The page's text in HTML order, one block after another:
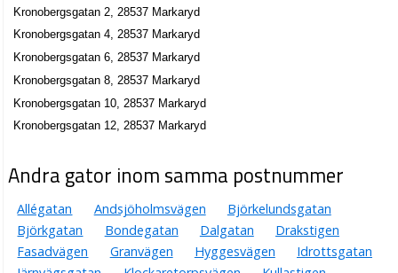
Kronobergsgatan 2, 28537 Markaryd
Kronobergsgatan 4, 28537 Markaryd
Kronobergsgatan 6, 28537 Markaryd
Kronobergsgatan 8, 28537 Markaryd
Kronobergsgatan 10, 28537 Markaryd
Kronobergsgatan 12, 28537 Markaryd
Andra gator inom samma postnummer
Allégatan Andsjöholmsvägen
Björkelundsgatan
Björkgatan
Bondegatan Dalgatan
Drakstigen
Fasadvägen
Granvägen Hyggesvägen
Idrottsgatan